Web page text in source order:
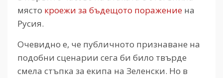
място кроежи за бъдещото поражение на
Русия.
Очевидно е, че публичното признаване на
подобни сценарии сега би било твърде
смела стъпка за екипа на Зеленски. Но в